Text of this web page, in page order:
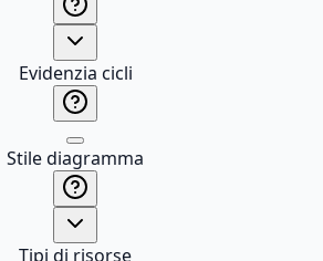
Evidenzia cicli
Stile diagramma
Tipi di risorse